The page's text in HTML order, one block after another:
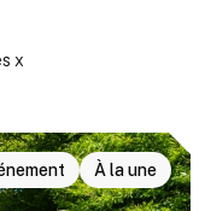
À la une